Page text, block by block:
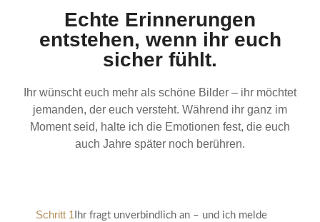
Echte Erinnerungen
entstehen, wenn ihr euch
sicher fühlt.
Ihr wünscht euch mehr als schöne Bilder – ihr möchtet
jemanden, der euch versteht. Während ihr ganz im
Moment seid, halte ich die Emotionen fest, die euch
auch Jahre später noch berühren.
Schritt 1 Ihr fragt unverbindlich an – und ich melde